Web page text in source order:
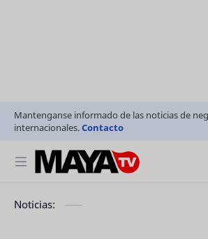
Mantenganse informado de las noticias de
internacionales.Contacto
Noticias: